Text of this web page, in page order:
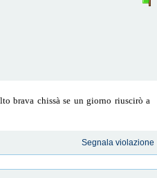
brava chissà se un giorno riuscirò a
Segnala violazione